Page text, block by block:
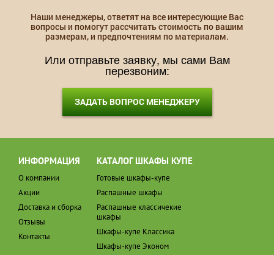
Наши менеджеры, ответят на все интересующие Вас
вопросы и помогут рассчитать стоимость по вашим
размерам, и предпочтениям по материалам.
Или отправьте заявку, мы сами Вам
перезвоним:
ЗАДАТЬ ВОПРОС МЕНЕДЖЕРУ
ИНФОРМАЦИЯ
О компании
Акции
Доставка и сборка
Отзывы
Контакты
КАТАЛОГ ШКАФЫ КУПЕ
Готовые шкафы-купе
Распашные шкафы
Распашные классичекие
шкафы
Шкафы-купе Классика
Шкафы-купе Эконом